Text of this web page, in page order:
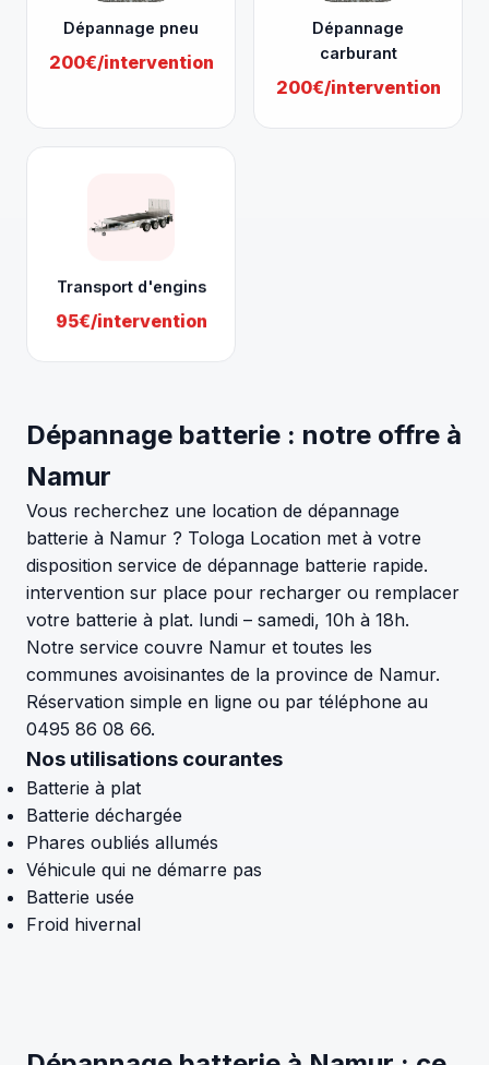
Dépannage pneu
200€/intervention
Dépannage
carburant
200€/intervention
Transport d'engins
95€/intervention
Dépannage batterie : notre offre à
Namur
Vous recherchez une location de dépannage
batterie à Namur ? Tologa Location met à votre
disposition service de dépannage batterie rapide.
intervention sur place pour recharger ou remplacer
votre batterie à plat. lundi – samedi, 10h à 18h.
Notre service couvre Namur et toutes les
communes avoisinantes de la province de Namur.
Réservation simple en ligne ou par téléphone au
0495 86 08 66.
Nos utilisations courantes
Batterie à plat
Batterie déchargée
Phares oubliés allumés
Véhicule qui ne démarre pas
Batterie usée
Froid hivernal